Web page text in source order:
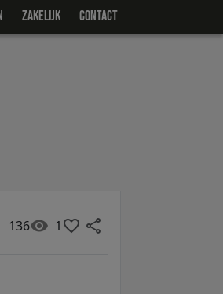
ZAKELIJK CONTACT
136 1